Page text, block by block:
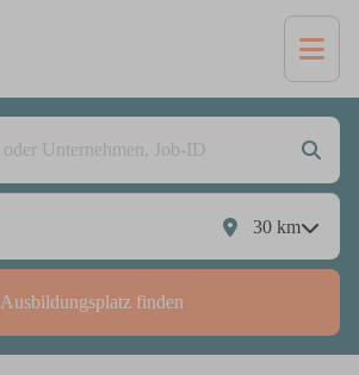
30 km
Ausbildungsplatz finden